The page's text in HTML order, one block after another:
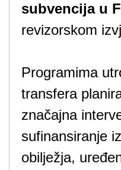
subvencija u
revizorskom
Programima
transfera
značajna
sufinansiranje
obilježja,